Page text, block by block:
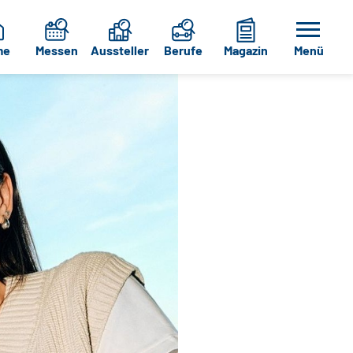
Messen Aussteller Berufe Magazin Menü